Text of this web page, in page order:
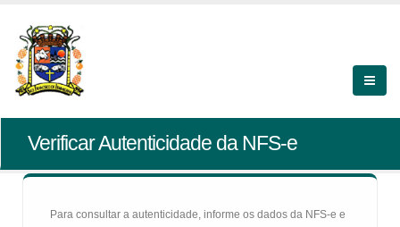
Verificar Autenticidade da NFS-e
Para consultar a autenticidade, informe os dados da NFS-e e